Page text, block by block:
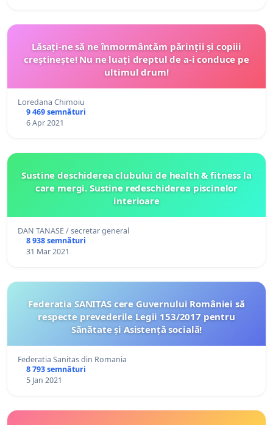
Lăsați-ne să ne înmormântăm părinții și copiii
creștinește! Nu ne luați dreptul de a-i conduce pe
ultimul drum!
Loredana Chimoiu
9 469 semnături
6 Apr 2021
Sustine deschiderea clubului de health & fitness la
care mergi. Sustine redeschiderea piscinelor
interioare
DAN TANASE / secretar general
8 938 semnături
31 Mar 2021
Federatia SANITAS cere Guvernului României să
respecte prevederile Legii 153/2017 pentru
Sănătate și Asistență socială!
Federatia Sanitas din Romania
8 793 semnături
5 Jan 2021